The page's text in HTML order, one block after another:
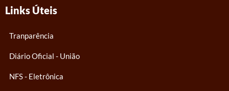
Links Úteis
Tranparência
Diário Oficial - União
NFS - Eletrônica